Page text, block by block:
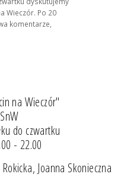
Wieczór. Po 20
komentarze,
na Wieczór"
do czwartku
- 22.00
Joanna Skonieczna